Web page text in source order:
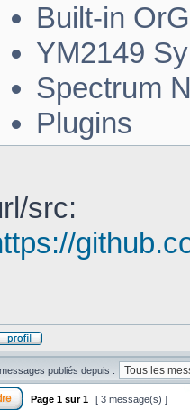
Built-in
YM2149
Spectrum
Plugins
src:
publiés depuis :
Page 1 sur1 [ 3 message(s) ]